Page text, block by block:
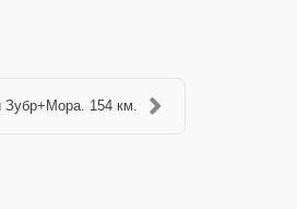
Зубр+Мора. 154 км.